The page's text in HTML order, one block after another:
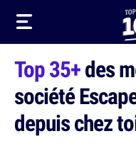
Top 35+des
société
depuis chez